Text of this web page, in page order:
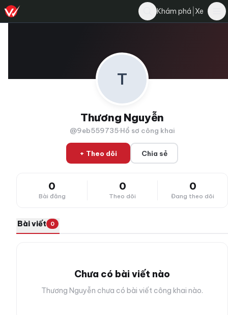
Khám phá Xe
T
Thương Nguyễn
@9eb559735·Hồ sơ công khai
0
Bài đăng
0
Theo dõi
0
Đang theo dõi
+ Theo dõi Chia sẻ
Bài viết 0
Chưa có bài viết nào
Thương Nguyễn chưa có bài viết công khai nào.